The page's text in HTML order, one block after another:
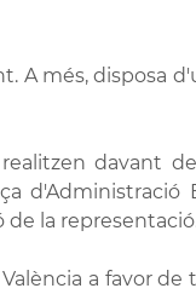
A més, disposa
davant
d'Administració
de la
a favor de